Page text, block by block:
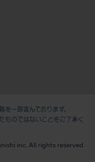
デモ / 見積依頼
を一部含んでおります。
ものではないことをご了承く
inc. All rights reserved.